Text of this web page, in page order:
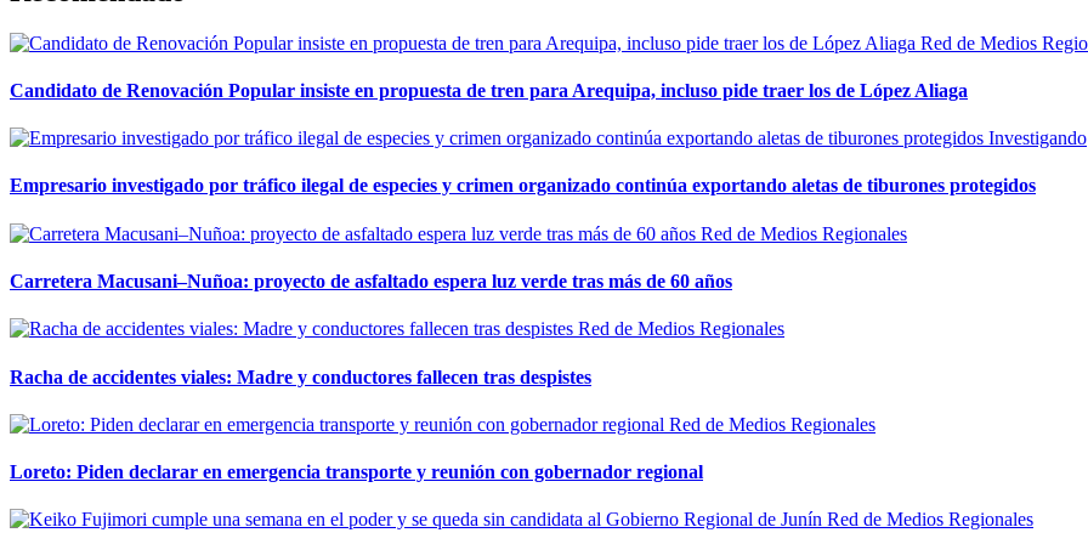
Red de Medios
Candidato de Renovación Popular insiste en propuesta de tren para Arequipa, incluso pide traer los de López Aliaga
Investigando
Empresario investigado por tráfico ilegal de especies y crimen organizado continúa exportando aletas de tiburones protegidos
Red de Medios Regionales
Carretera Macusani–Nuñoa: proyecto de asfaltado espera luz verde tras más de 60 años
Red de Medios Regionales
Racha de accidentes viales: Madre y conductores fallecen tras despistes
Red de Medios Regionales
Loreto: Piden declarar en emergencia transporte y reunión con gobernador regional
Red de Medios Regionales